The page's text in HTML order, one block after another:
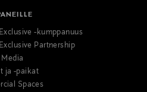
-kumppanuus
Partnership
ja -paikat
Spaces